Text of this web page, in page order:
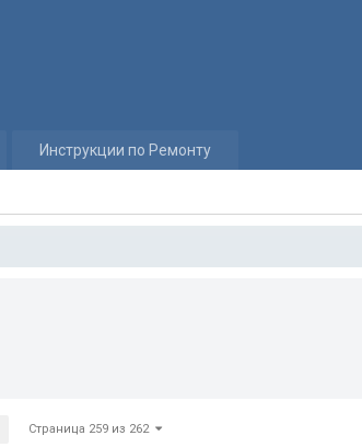
Инструкции по Ремонту
Страница 259 из 262